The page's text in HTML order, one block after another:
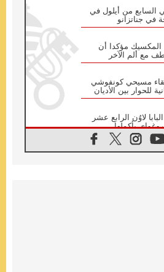
السابع من أيلول في
في جناتزانو
المكسيك مؤكدا أن
مع ألم الآخر
مسيحي كونفوشي
للحوار بين الأديان
لاوُن الرابع عشر
بأكملها
الرسولية للبابا لاوُن